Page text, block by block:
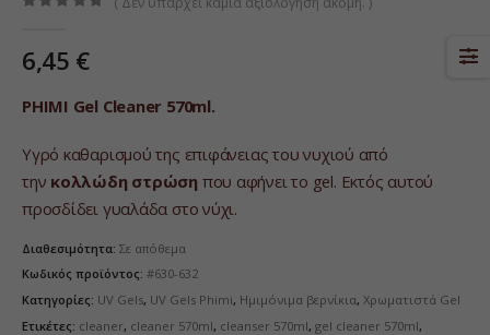
6,45 €
PHIMI Gel Cleaner 570ml.
Υγρό καθαρισμού της επιφάνειας του νυχιού από
την κολλώδη στρώση που αφήνει το gel. Εκτός αυτού
προσδίδει γυαλάδα στο νύχι.
Διαθεσιμότητα: Σε απόθεμα
Κωδικός προϊόντος: #630-632
Κατηγορίες: UV Gels, UV Gels Phimi, Ημιμόνιμα βερνίκια, Χρωματιστά Gel
Ετικέτες: cleaner, cleaner 570ml, cleanser 570ml, gel cleaner 570ml,